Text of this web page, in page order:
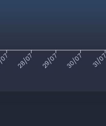
28/07 29/07 30/07 31/07